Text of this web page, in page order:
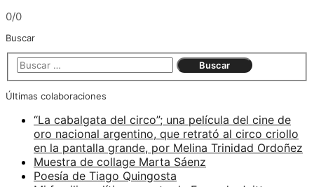
0/0
Buscar
Últimas colaboraciones
“La cabalgata del circo”; una película del cine de
oro nacional argentino, que retrató al circo criollo
en la pantalla grande, por Melina Trinidad Ordoñez
Muestra de collage Marta Sáenz
Poesía de Tiago Quingosta